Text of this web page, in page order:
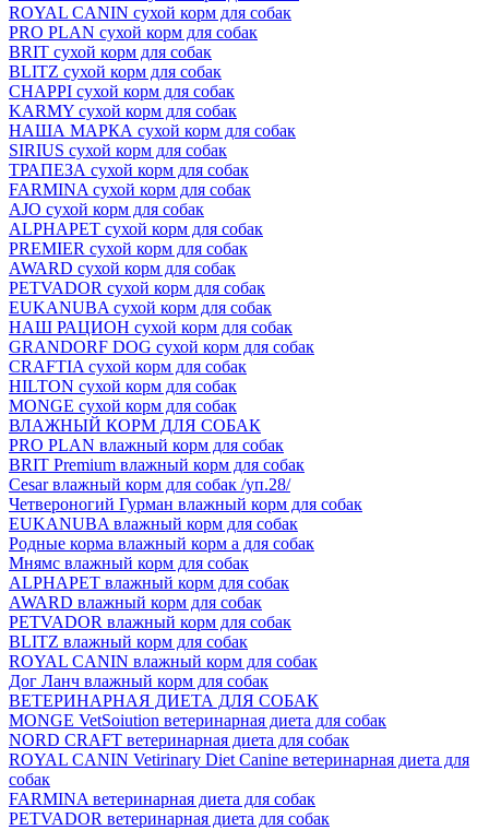
ROYAL CANIN сухой корм для собак
PRO PLAN сухой корм для собак
BRIT сухой корм для собак
BLITZ сухой корм для собак
CHAPPI сухой корм для собак
KARMY сухой корм для собак
НАША МАРКА сухой корм для собак
SIRIUS сухой корм для собак
ТРАПЕЗА сухой корм для собак
FARMINA сухой корм для собак
AJO сухой корм для собак
ALPHAPET сухой корм для собак
PREMIER сухой корм для собак
AWARD сухой корм для собак
PETVADOR сухой корм для собак
EUKANUBA сухой корм для собак
НАШ РАЦИОН сухой корм для собак
GRANDORF DOG сухой корм для собак
CRAFTIA сухой корм для собак
HILTON сухой корм для собак
MONGE сухой корм для собак
ВЛАЖНЫЙ КОРМ ДЛЯ СОБАК
PRO PLAN влажный корм для собак
BRIT Premium влажный корм для собак
Cesar влажный корм для собак /уп.28/
Четвероногий Гурман влажный корм для собак
EUKANUBA влажный корм для собак
Родные корма влажный корм а для собак
Мнямс влажный корм для собак
ALPHAPET влажный корм для собак
AWARD влажный корм для собак
PETVADOR влажный корм для собак
BLITZ влажный корм для собак
ROYAL CANIN влажный корм для собак
Дог Ланч влажный корм для собак
ВЕТЕРИНАРНАЯ ДИЕТА ДЛЯ СОБАК
MONGE VetSoiution ветеринарная диета для собак
NORD CRAFT ветеринарная диета для собак
ROYAL CANIN Vetirinary Diet Canine ветеринарная диета для
собак
FARMINA ветеринарная диета для собак
PETVADOR ветеринарная диета для собак